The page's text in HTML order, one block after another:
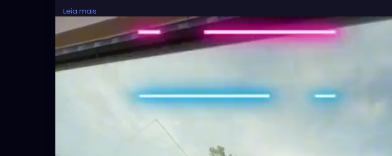
#clearwaterbeach
#largo#igersstpete#Pinellascounty#ilovestpete#massageTherapist#instaburg
#brandon
#palmharbor#Clearwater
Leia mais